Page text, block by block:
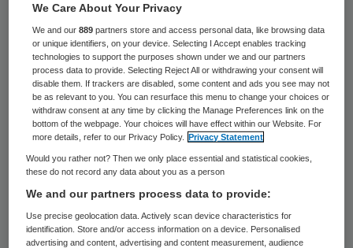
Minister Conny Helder (Langdurige Zorg)
gaat 49 miljoen euro vrijmaken voor een
subsidieregeling om het samenwonen
tussen jongeren en ouderen te stimuleren.
Met de subsidie kunnen huurprijzen met
200 euro per maand worden verlaagd voor
jonge huurders tussen 18 en 30 jaar, die in
wooncomplexen voor ouderen gaan wonen.
“Het mes snijdt hier aan twee kanten”, zegt
Helder.
We Care About Your Privacy
We and our889 partners store and access personal data, like browsing data
or unique identifiers, on your device. Selecting I Accept enables tracking
technologies to support the purposes shown under we and our partners
process data to provide. Selecting Reject All or withdrawing your consent will
disable them. If trackers are disabled, some content and ads you see may not
be as relevant to you. You can resurface this menu to change your choices or
withdraw consent at any time by clicking the Manage Preferences link on the
bottom of the webpage. Your choices will have effect within our Website. For
more details, refer to our Privacy Policy.
Privacy Statement
Would you rather not? Then we only place essential and statistical cookies,
these do not record any data about you as a person
We and our partners process data to provide:
Use precise geolocation data. Actively scan device characteristics for
identification. Store and/or access information on a device. Personalised
advertising and content, advertising and content measurement, audience